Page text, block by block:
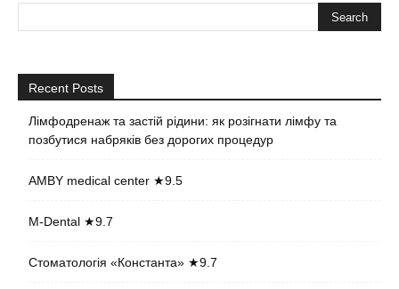
Recent Posts
Лімфодренаж та застій рідини: як розігнати лімфу та
позбутися набряків без дорогих процедур
AMBY medical center ★9.5
M-Dental ★9.7
Стоматологія «Константа» ★9.7